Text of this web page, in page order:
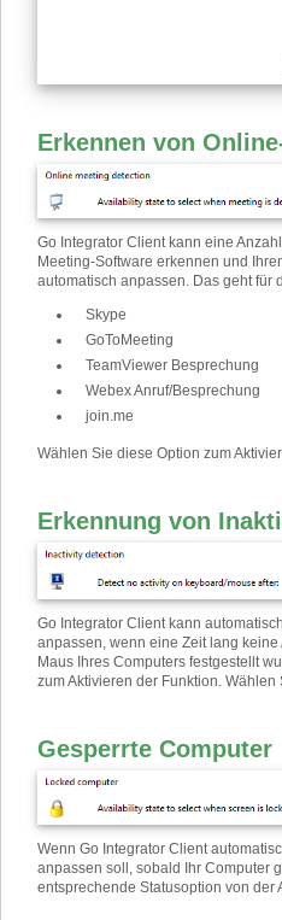
Erkennen von
Go Integrator Client kann eine
Meeting-Software erkennen und
automatisch anpassen. Das geht für
Skype
GoToMeeting
TeamViewer Besprechung
Webex Anruf/Besprechung
join.me
Wählen Sie diese Option zum
Erkennung von
Go Integrator Client kann
anpassen, wenn eine Zeit lang keine
Maus Ihres Computers festgestellt
zum Aktivieren der Funktion.
Gesperrte Computer
Wenn Go Integrator Client
anpassen soll, sobald Ihr Computer
entsprechende Statusoption von der